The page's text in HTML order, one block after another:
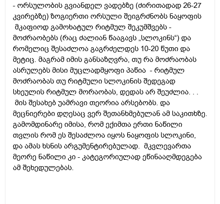
- ორსულობის გვიანდელ ვადებზე (ძირითადად 26-27
კვირებზე) ზოგიერთი ორსული შეიგრძნობს ნაყოფის
მკაფიოდ გამოხატულ რიტმულ შეკუმშვებს -
მოძრაობებს (რაც ძალიან წააგავს „სლოკინს“) და
რომელიც შესაძლოა გაგრძელდეს 10-20 წუთი და
მეტიც. მაგრამ იმის განსაზღვრა, თუ რა მოძრაობას
ასრულებს მისი მუცლადმყოფი პაწია - რიტმულ
მოძრაობას თუ რიტმული სლოკინის შედეგად
სხეულის რიტმულ მორაობას, დედას არ შეუძლია. . .
მის შესახებ უამრავი თეორია არსებობს. და
მეცნიერები დღესაც ვერ შეთანხმებულან ამ საკითხზე.
გამომდინარე იმისა, რომ ექიმთა ერთი ნაწილი
თვლის რომ ეს შესაძლოა იყოს ნაყოფის სლოკინი,
და ამას ხსნის არგუმენტირებულად. მკვლევართა
მეორე ნაწილი კი - კატეგორიულად ეწინააღმდეგება
ამ შეხედულებას.